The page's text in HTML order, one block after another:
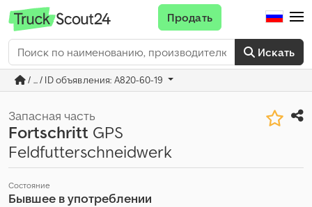
Искать
Продать
/ ... / ID объявления: A820-60-19
Запасная часть
Fortschritt GPS
Feldfutterschneidwerk
Состояние
Бывшее в употреблении